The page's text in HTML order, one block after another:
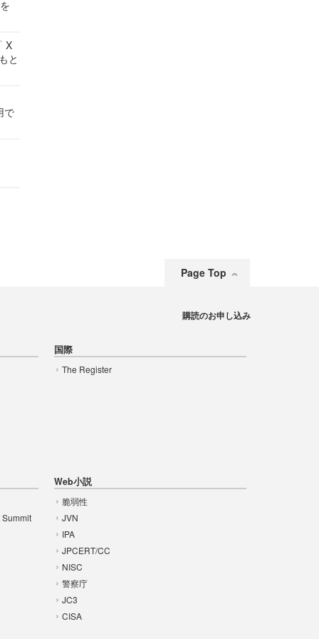
X
と
で
Page Top
国際
The Register
Web小説
脆弱性
JVN
IPA
JPCERT/CC
NISC
警察庁
JC3
CISA
購読のお申し込み